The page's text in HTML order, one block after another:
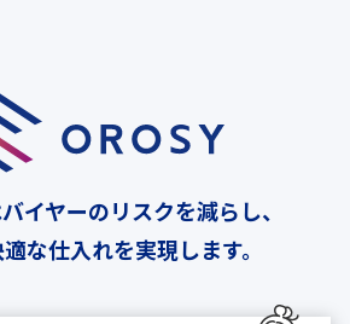
イヤーのリスクを減らし、
な仕入れを実現します。